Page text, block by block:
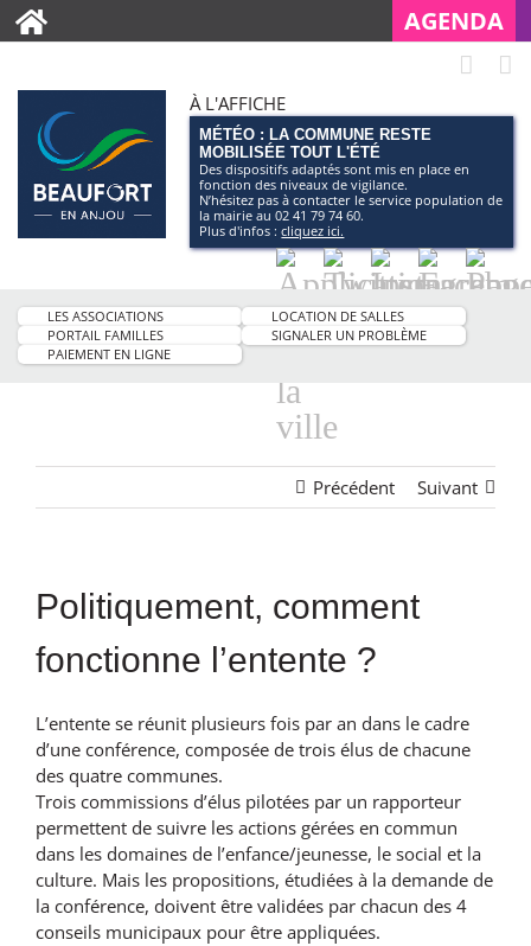
AGENDA
À L'AFFICHE
MÉTÉO : LA COMMUNE RESTE
MOBILISÉE TOUT L'ÉTÉ
Des dispositifs adaptés sont mis en place en
fonction des niveaux de vigilance.
N’hésitez pas à contacter le service population de
la mairie au 02 41 79 74 60.
Plus d'infos :cliquez ici.
Application
smartphone
de
ville
Twitter
Instagram
LES ASSOCIATIONS
LOCATION DE SALLES
PORTAIL FAMILLES
SIGNALER UN PROBLÈME
PAIEMENT EN LIGNE
Précédent Suivant
Politiquement, comment
fonctionne l’entente ?
L’entente se réunit plusieurs fois par an dans le cadre
d’une conférence, composée de trois élus de chacune
des quatre communes.
Trois commissions d’élus pilotées par un rapporteur
permettent de suivre les actions gérées en commun
dans les domaines de l’enfance/jeunesse, le social et la
culture. Mais les propositions, étudiées à la demande de
la conférence, doivent être validées par chacun des 4
conseils municipaux pour être appliquées.